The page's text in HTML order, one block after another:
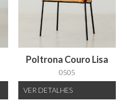
Poltrona Couro Lisa
0505
VER DETALHES